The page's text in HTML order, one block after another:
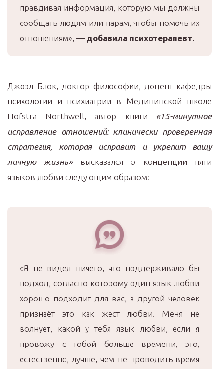
правдивая информация, которую мы должны
сообщать людям или парам, чтобы помочь их
отношениям», — добавила психотерапевт.
Джоэл Блок, доктор философии, доцент кафедры
психологии и психиатрии в Медицинской школе
Hofstra Northwell, автор книги «15-минутное
исправление отношений: клинически проверенная
стратегия, которая исправит и укрепит вашу
личную жизнь»высказался о концепции пяти
языков любви следующим образом:
«Я не видел ничего, что поддерживало бы
подход, согласно которому один язык любви
хорошо подходит для вас, а другой человек
признаёт это как жест любви. Меня не
волнует, какой у тебя язык любви, если я
провожу с тобой больше времени, это,
естественно, лучше, чем не проводить время